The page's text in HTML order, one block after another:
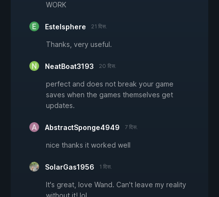
WORK
Estelsphere 21 दिस.
Thanks, very useful.
NeatBoat3193 20 दिस.
perfect and does not break your game
saves when the games themselves get
updates.
AbstractSponge4949 7 दिस.
nice thanks it worked well
SolarGas1956 1 दिस.
It's great, love Wand. Can't leave my reality